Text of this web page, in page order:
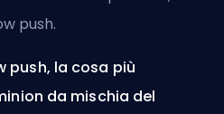
push.
push, la cosa più
da mischia del